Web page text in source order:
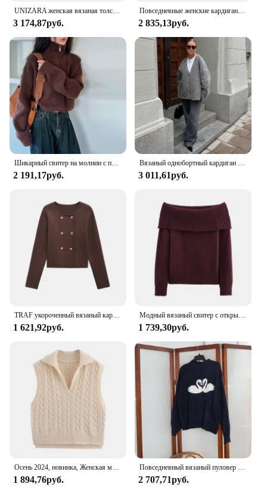
UNIZARA женская вязаная толстовка с высоким воротом и длинными рукавами на осень/зиму, новые украшения, расшитая бисером
3 174,87руб.
Повседневные женские кардиганы с капюшоном, тонкие однотонные двойные молнии, женский свитер с длинными рукавами, весна 2024, женский уютный универсальный трикотаж
2 835,13руб.
Шикарный свитер на молнии с полувысоким воротником, женский осенне-зимний вязаный укороченный пуловер, женский однотонный джемпер 2025 года, женский трикотаж
2 191,17руб.
Вязаный однобортный кардиган с v-образным вырезом, женский повседневный теплый свитер из мохера с длинными рукавами, женский 2022, весенне-осенняя уличная верхняя одежда
3 011,61руб.
TRAF укороченный вязаный кардиган женский осенний свитер с длинными рукавами топ новая верхняя одежда коричневые элегантные короткие трикотажные пальто 5536177
1 621,92руб.
Модный вязаный свитер с открытыми плечами для женщин, весна 2024, новый элегантный пуловер с длинными рукавами, женский уличный трикотаж, шикарные топы
1 739,30руб.
Осень 2024, новинка, Женская мода и досуг, Тонкий Трикотажный жилет-свитер с драпировкой под старые деньги
1 894,76руб.
Повседневный вязаный пуловер со вставками, женская водолазка с длинными рукавами, вязаный женский свитер 2024, осень-зима, женские свитера с принтом
2 707,71руб.